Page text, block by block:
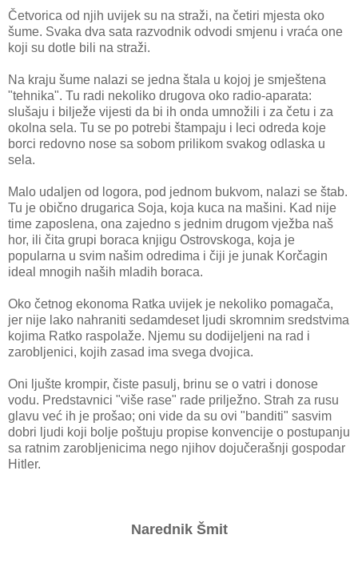
Četvorica od njih uvijek su na straži, na četiri mjesta oko
šume. Svaka dva sata razvodnik odvodi smjenu i vraća one
koji su dotle bili na straži.
Na kraju šume nalazi se jedna štala u kojoj je smještena
"tehnika". Tu radi nekoliko drugova oko radio-aparata:
slušaju i bilježe vijesti da bi ih onda umnožili i za četu i za
okolna sela. Tu se po potrebi štampaju i leci odreda koje
borci redovno nose sa sobom prilikom svakog odlaska u
sela.
Malo udaljen od logora, pod jednom bukvom, nalazi se štab.
Tu je obično drugarica Soja, koja kuca na mašini. Kad nije
time zaposlena, ona zajedno s jednim drugom vježba naš
hor, ili čita grupi boraca knjigu Ostrovskoga, koja je
popularna u svim našim odredima i čiji je junak Korčagin
ideal mnogih naših mladih boraca.
Oko četnog ekonoma Ratka uvijek je nekoliko pomagača,
jer nije lako nahraniti sedamdeset ljudi skromnim sredstvima
kojima Ratko raspolaže. Njemu su dodijeljeni na rad i
zarobljenici, kojih zasad ima svega dvojica.
Oni ljušte krompir, čiste pasulj, brinu se o vatri i donose
vodu. Predstavnici "više rase" rade prilježno. Strah za rusu
glavu već ih je prošao; oni vide da su ovi "banditi" sasvim
dobri ljudi koji bolje poštuju propise konvencije o postupanju
sa ratnim zarobljenicima nego njihov dojučerašnji gospodar
Hitler.
Narednik Šmit